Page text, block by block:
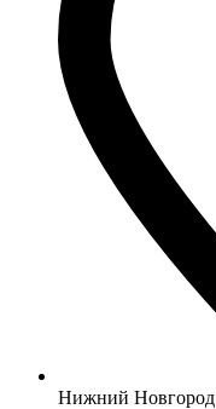
Нижний Новгород